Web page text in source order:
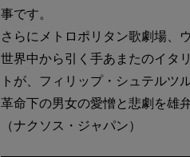
事です。
さらにメトロポリタン歌劇場、
世界中から引く手あまたのイタ
トが、フィリップ・シュテルツ
革命下の男女の愛憎と悲劇を雄
（ナクソス・ジャパン）